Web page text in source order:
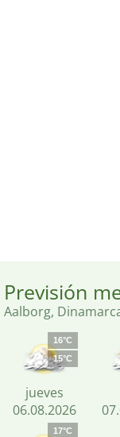
Previsión
Aalborg,
16°C
15°C
jueves
06.08.2026
17°C